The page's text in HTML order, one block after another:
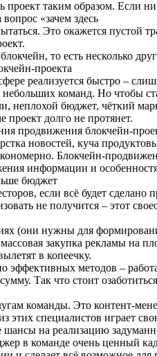
проект таким образом. Если
«зачем здесь
Это окажется пустой
то есть несколько
проекта
реализуется быстро –
команд. Но чтобы
неплохой бюджет, чёткий
проект долго не протянет.
продвижения блокчейн-
новостей, куча
Блокчейн-
информации и
бюджет
если всё будет
не получится – этот
(они нужны для
закупка рекламы на
в копеечку.
эффективных методов –
Так что стоит
команды. Это контент-
специалистов играет
шансы на реализацию
в команде очень ценный